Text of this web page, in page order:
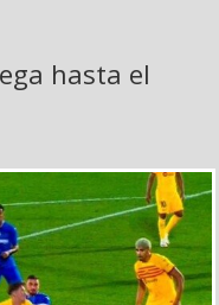
hasta el